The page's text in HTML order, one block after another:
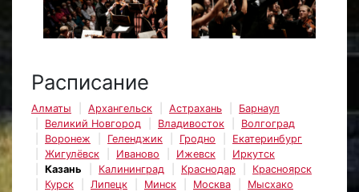
Расписание
Алматы Архангельск Астрахань
Барнаул
Великий Новгород
Владивосток
Волгоград
Воронеж
Геленджик Гродно
Екатеринбург
Жигулёвск
Иваново Ижевск
Иркутск
Казань
Калининград Краснодар
Красноярск
Курск
Липецк Минск Москва
Мысхако